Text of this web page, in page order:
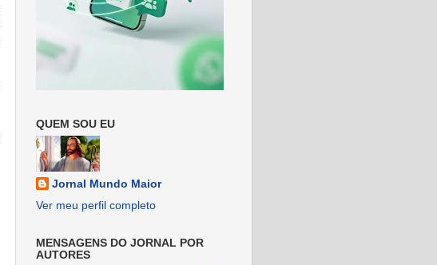
QUEM SOU EU
Jornal Mundo Maior
Ver meu perfil completo
MENSAGENS DO JORNAL POR
AUTORES